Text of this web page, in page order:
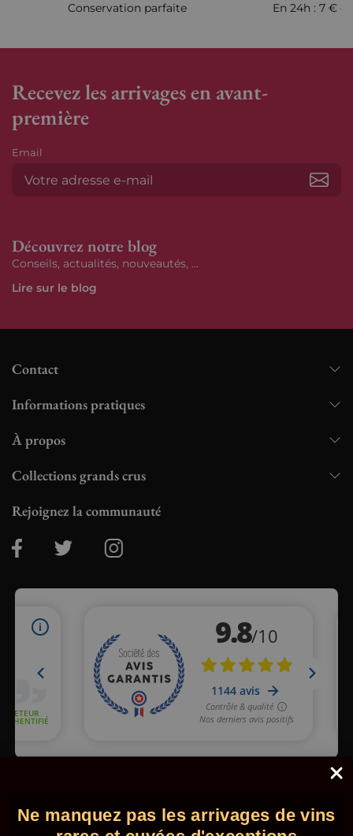
Conservation parfaite En 24h : 7 €
Recevez les arrivages en avant-
première
Email
Découvrez notre blog
Conseils, actualités, nouveautés, ...
Lire sur le blog
Contact
Informations pratiques
À propos
Collections grands crus
Rejoignez la communauté
© 2026 - Comptoir des Millésimes. Tous droits réservés.•
Mentions légales
CGV
Ne manquez pas les arrivages de vins